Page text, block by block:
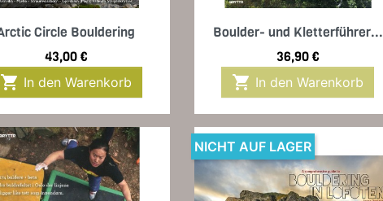
 Vorschau
Circle Bouldering
Preis
43,00 €
 In den Warenkorb
Vorschau
Boulder- und Kletterführer...
Preis
36,90 €
 In den Warenkorb
NICHT AUF LAGER